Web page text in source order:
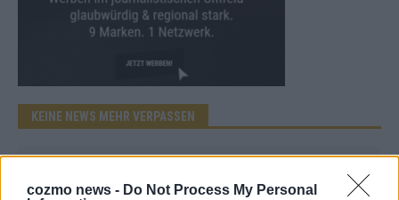
cozmo news - Do Not Process My Personal
KEINE NEWS MEHR VERPASSEN